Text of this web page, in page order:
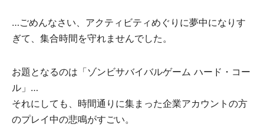
…ごめんなさい、アクティビティめぐりに夢中になりす
ぎて、集合時間を守れませんでした。
お題となるのは「ゾンビサバイバルゲーム ハード・コー
ル」…
それにしても、時間通りに集まった企業アカウントの方
のプレイ中の悲鳴がすごい。